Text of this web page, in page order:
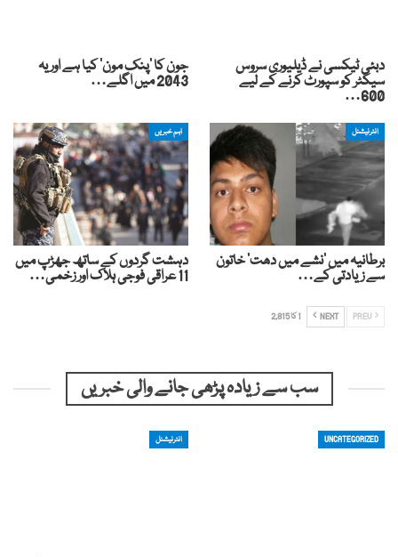
دبئی ٹیکسی نے ڈیلیوری سروس
سیکٹر کو سپورٹ کرنے کے لیے
600…
جون کا ‘پنک مون’ کیا ہے اور یہ
2043 میں اگلے…
انٹرنیشنل
برطانیہ میں ‘نشے میں دھت’ خاتون
سے زیادتی کے…
اہم خبریں
دہشت گردوں کے ساتھ جھڑپ میں
11 عراقی فوجی ہلاک اور زخمی…
NEXT 1 کا 2,815
سب سے زیادہ پڑھی جانے والی خبریں
UNCATEGORIZED انٹرنیشنل